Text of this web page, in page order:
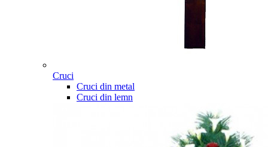
Cruci
Cruci din metal
Cruci din lemn